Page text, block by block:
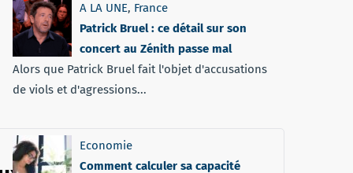
A LA UNE, France
Patrick Bruel : ce détail sur son
concert au Zénith passe mal
Alors que Patrick Bruel fait l'objet d'accusations
de viols et d'agressions...
Economie
Comment calculer sa capacité